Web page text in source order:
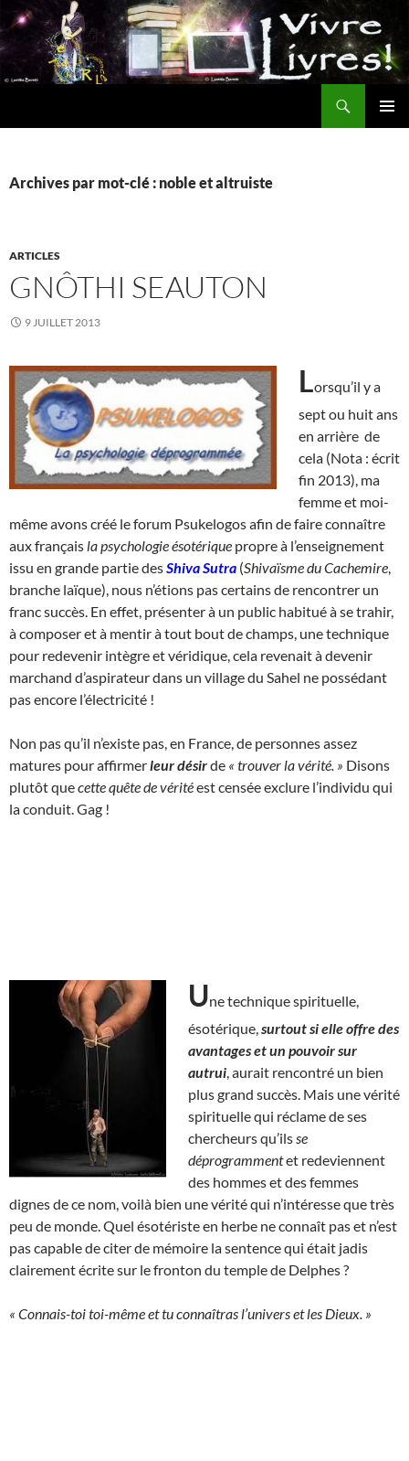
Aller
au
contenu
Archives par mot-clé : noble et altruiste
ARTICLES
GNÔTHI SEAUTON
9 JUILLET 2013
Lorsqu’il y a
sept ou huit ans
en arrière de
cela (Nota : écrit
fin 2013), ma
femme et moi-
même avons créé le forum Psukelogos afin de faire connaître
aux français la psychologie ésotérique propre à l’enseignement
issu en grande partie desShiva Sutra (Shivaïsme du Cachemire
branche laïque), nous n’étions pas certains de rencontrer un
franc succès. En effet, présenter à un public habitué à se trahir,
à composer et à mentir à tout bout de champs, une technique
pour redevenir intègre et véridique, cela revenait à devenir
marchand d’aspirateur dans un village du Sahel ne possédant
pas encore l’électricité !
Non pas qu’il n’existe pas, en France, de personnes assez
matures pour affirmerleur désirde « trouver la vérité. » Disons
plutôt quecette quête de véritéest censée exclure l’individu qui
la conduit. Gag !
Une technique spirituelle,
ésotérique, surtout si elle offre des
avantages et un pouvoir sur
autrui , aurait rencontré un bien
plus grand succès. Mais une vérité
spirituelle qui réclame de ses
chercheurs qu’ils se
déprogrammentet redeviennent
des hommes et des femmes
dignes de ce nom, voilà bien une vérité qui n’intéresse que très
peu de monde. Quel ésotériste en herbe ne connaît pas et n’est
pas capable de citer de mémoire la sentence qui était jadis
clairement écrite sur le fronton du temple de Delphes ?
« Connais-toi toi-même et tu connaîtras l’univers et les Dieux. »